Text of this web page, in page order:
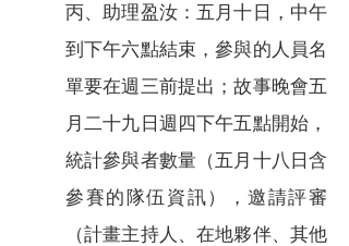
丙、助理盈汝：五月十日，中午
到下午六點結束，參與的人員名
單要在週三前提出；故事晚會五
月二十九日週四下午五點開始，
統計參與者數量（五月十八日含
參賽的隊伍資訊），邀請評審
（計畫主持人、在地夥伴、其他